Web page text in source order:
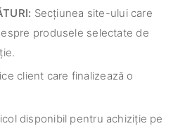
Secțiunea site-ului care
produsele selectate de
client care finalizează o
disponibil pentru achiziție pe